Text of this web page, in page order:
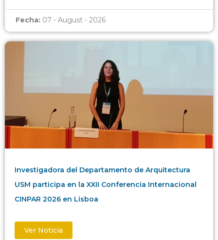
Fecha: 07 - August - 2026
Investigadora del Departamento de Arquitectura
USM participa en la XXII Conferencia Internacional
CINPAR 2026 en Lisboa
Ver Noticia